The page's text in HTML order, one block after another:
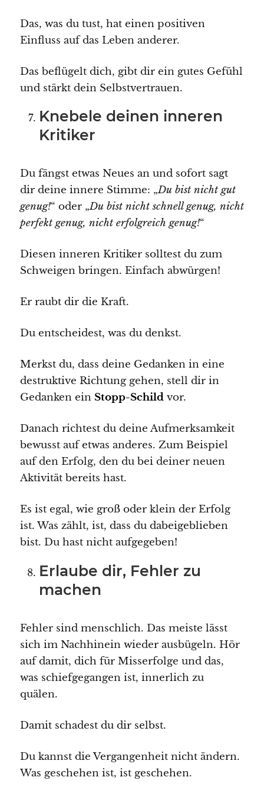
Das, was du tust, hat einen positiven
Einfluss auf das Leben anderer.
Das beflügelt dich, gibt dir ein gutes Gefühl
und stärkt dein Selbstvertrauen.
Knebele deinen inneren
Kritiker
Du fängst etwas Neues an und sofort sagt
dir deine innere Stimme: „Du bist nicht gut
genug!“ oder „Du bist nicht schnell genug, nicht
perfekt genug, nicht erfolgreich genug!“
Diesen inneren Kritiker solltest du zum
Schweigen bringen. Einfach abwürgen!
Er raubt dir die Kraft.
Du entscheidest, was du denkst.
Merkst du, dass deine Gedanken in eine
destruktive Richtung gehen, stell dir in
Gedanken ein Stopp-Schildvor.
Danach richtest du deine Aufmerksamkeit
bewusst auf etwas anderes. Zum Beispiel
auf den Erfolg, den du bei deiner neuen
Aktivität bereits hast.
Es ist egal, wie groß oder klein der Erfolg
ist. Was zählt, ist, dass du dabeigeblieben
bist. Du hast nicht aufgegeben!
Erlaube dir, Fehler zu
machen
Fehler sind menschlich. Das meiste lässt
sich im Nachhinein wieder ausbügeln. Hör
auf damit, dich für Misserfolge und das,
was schiefgegangen ist, innerlich zu
quälen.
Damit schadest du dir selbst.
Du kannst die Vergangenheit nicht ändern.
Was geschehen ist, ist geschehen.